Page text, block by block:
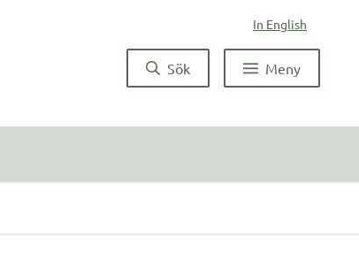
In English
Sök Meny